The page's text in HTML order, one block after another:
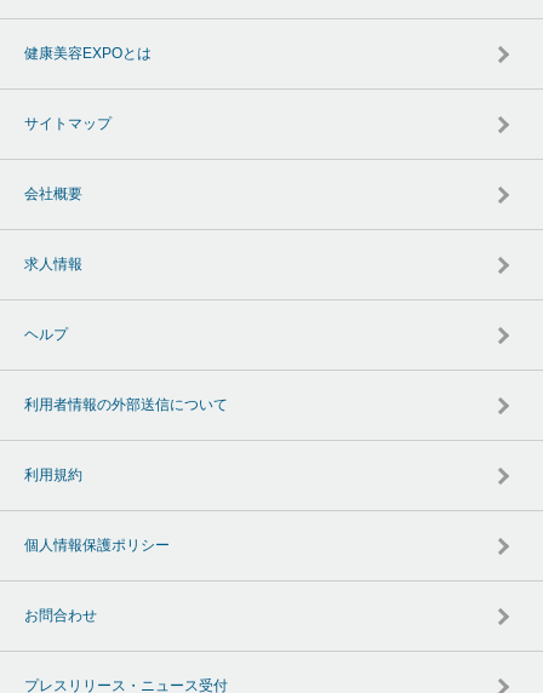
健康美容EXPOとは
サイトマップ
会社概要
求人情報
ヘルプ
利用者情報の外部送信について
利用規約
個人情報保護ポリシー
お問合わせ
プレスリリース・ニュース受付